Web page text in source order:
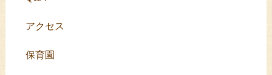
アクセス
保育園